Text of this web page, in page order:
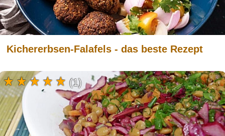
Kichererbsen-Falafels - das beste Rezept
(1)